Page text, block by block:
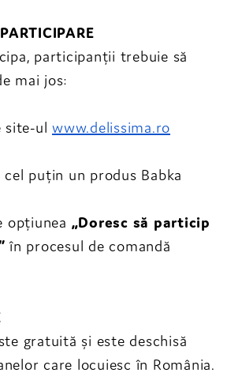
participanții trebuie să
mai jos:
site-ul www.delissima.ro
cel puțin un produs Babka
opțiunea „Doresc să particip
în procesul de comandă
gratuită și este deschisă
care locuiesc în România.